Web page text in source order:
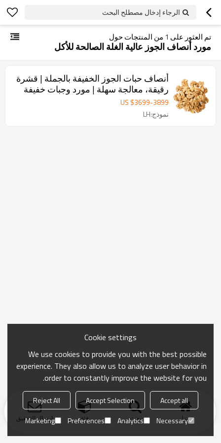
الرجاء إدخال مصطلح البحث
تم العثور على 1 من المنتجات حول
مورد أنصاف الجوز عالية الغلة الصالحة للأكل
أنصاف حبات الجوز الخفيفة بالجملة | قشرة
رقيقة، معالجة سهلة | مورد وجبات خفيفة
بالجملة للشركات
US $3699-3899
نموذج:LH
منزل بحث فئة ارسال التحقيق
Cookie settings
We use cookies to provide you with the best possible
experience. They also allow us to analyze user behavior in
order to constantly improve the website for you.
Accept all
Accept Selection
Reject All
Necessary
Analytics
Preferences
Marketing